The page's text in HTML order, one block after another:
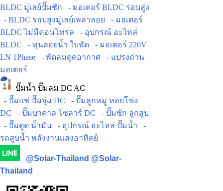
BLDC มู่เลย์ปั๊มชัก
- มอเตอร์ BLDC รอบสูง
- BLDC รอบสูงมู่เลย์เพลาลอย
- มอเตอร์
BLDC ไม่มีคอนโทรล
- อุปกรณ์ อะไหล่
BLDC
- ทุ่นลอยน้ำ ใบพัด
- มอเตอร์ 220V
LN 1Phase
- พัดลมดูดอากาศ
- แปรงถ่าน
มอเตอร์
ปั๊มน้ำ ปั๊มลม DC AC
- ปั๊มแช่ ปั๊มจุ่ม DC
- ปั๊มลูกหมู หอยโข่ง
DC
- ปั๊มบาดาล โซลาร์ DC
- ปั๊มชัก ลูกสูบ
- ปั๊มดูด น้ำมัน
- อุปกรณ์ อะไหล่ ปั๊มน้ำ
-
รถสูบน้ำ พลังงานแสงอาทิตย์
@Solar-Thailand @Solar-
Thailand